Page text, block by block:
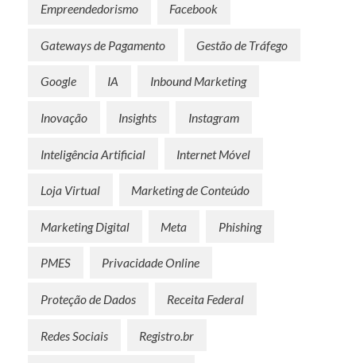
Empreendedorismo Facebook
Gateways de Pagamento Gestão de Tráfego
Google IA Inbound Marketing
Inovação Insights Instagram
Inteligência Artificial Internet Móvel
Loja Virtual Marketing de Conteúdo
Marketing Digital Meta Phishing
PMES Privacidade Online
Proteção de Dados Receita Federal
Redes Sociais Registro.br